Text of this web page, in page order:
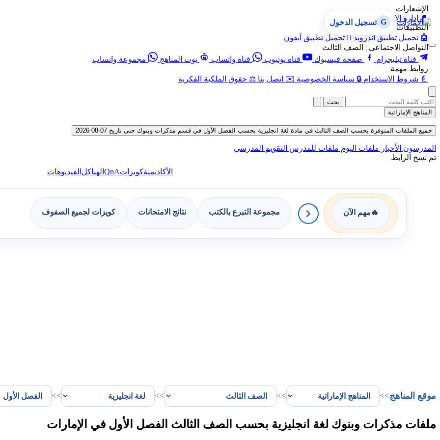
الإشعارات
🔔 إدارة الإشعارات
التطبيقات
🤖 تحميل تطبيق أندرويد  تحميل تطبيق آيفون
التواصل الاجتماعي | الصف الثالث
قناة تيليجرام
صفحة فيسبوك قناة يوتيوب قناة واتساب بوت المناهج
مجموعة واتساب
روابط مهمة
📄 شروط الاستخدام 🔒 سياسة الخصوصية ✉️ اتصل بنا ⚖️ حقوق الملكية الفكرية
G تسجيل الدخول
بحث
المناهج الإماراتية
جميع الملفات المتوفرة بحسب الصف الثالث في مادة لغة انجليزية بحسب الفصل الأول في قسم مذكرات وبنوك حتى تاريخ 07-08-2026
المدرسون الأخبار ملفات اليوم ملفات للمدرس التقويم المدرسي
تم نسخ الرابط
الأكاديميةكويزاتQnA الهياكل الفيديوهات
🔥 مهم الآن مجموعة التبرع بالكتب نتائج الامتحانات كويزات لجميع الصفوف
موقع المناهج>>
>>
>>
>>
ملفات مذكرات وبنوك لغة انجليزية بحسب الصف الثالث الفصل الأول في الإمارات